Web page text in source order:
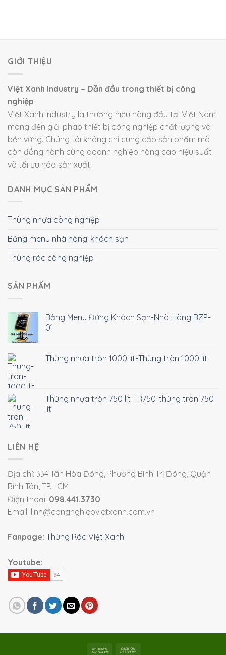
GIỚI THIỆU
Việt Xanh Industry – Dẫn đầu trong thiết bị công
nghiệp
Việt Xanh Industry là thương hiệu hàng đầu tại Việt Nam,
mang đến giải pháp thiết bị công nghiệp chất lượng và
bền vững. Chúng tôi không chỉ cung cấp sản phẩm mà
còn đồng hành cùng doanh nghiệp nâng cao hiệu suất
và tối ưu hóa sản xuất.
DANH MỤC SẢN PHẨM
Thùng nhựa công nghiệp
Bảng menu nhà hàng-khách sạn
Thùng rác công nghiệp
SẢN PHẨM
Bảng Menu Đứng Khách Sạn-Nhà Hàng BZP-
01
Thùng nhựa tròn 1000 lít-Thùng tròn 1000 lít
Thùng nhựa tròn 750 lít TR750-thùng tròn 750
lít
LIÊN HỆ
Địa chỉ: 334 Tân Hòa Đông, Phường Bình Trị Đông, Quận
Bình Tân, TP.HCM
Điện thoại: 098.441.3730
Email: linh@congnghiepvietxanh.com.vn
Fanpage: Thùng Rác Việt Xanh
Youtube: